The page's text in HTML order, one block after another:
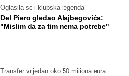
Oglasila se i klupska legenda
Del Piero gledao Alajbegovića:
"Mislim da za tim nema potrebe"
Transfer vrijedan oko 50 miliona eura